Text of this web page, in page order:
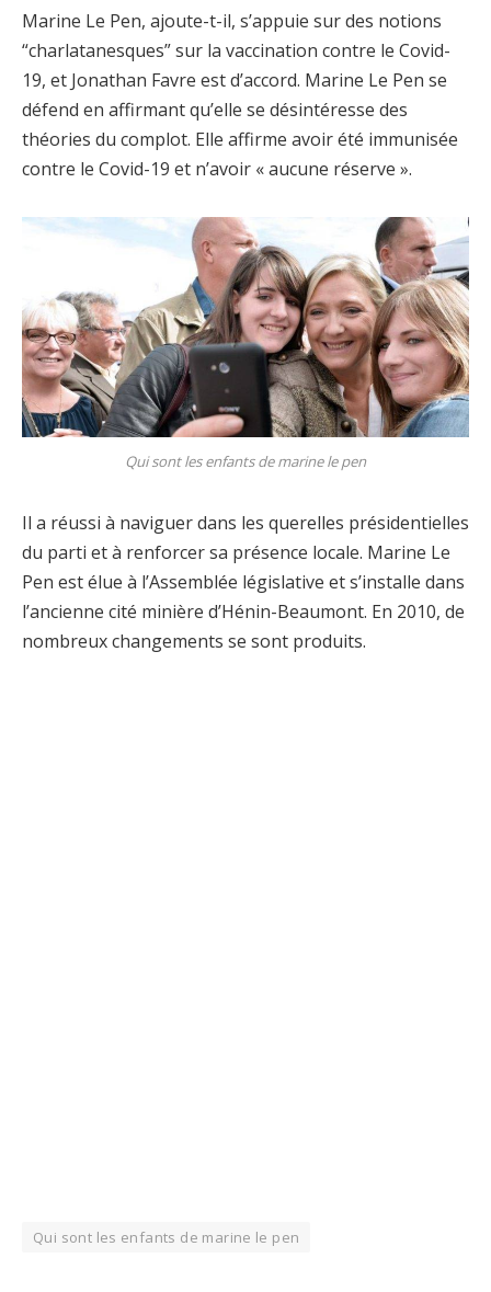
Marine Le Pen, ajoute-t-il, s’appuie sur des notions
“charlatanesques” sur la vaccination contre le Covid-
19, et Jonathan Favre est d’accord. Marine Le Pen se
défend en affirmant qu’elle se désintéresse des
théories du complot. Elle affirme avoir été immunisée
contre le Covid-19 et n’avoir « aucune réserve ».
Qui sont les enfants de marine le pen
Il a réussi à naviguer dans les querelles présidentielles
du parti et à renforcer sa présence locale. Marine Le
Pen est élue à l’Assemblée législative et s’installe dans
l’ancienne cité minière d’Hénin-Beaumont. En 2010, de
nombreux changements se sont produits.
Qui sont les enfants de marine le pen